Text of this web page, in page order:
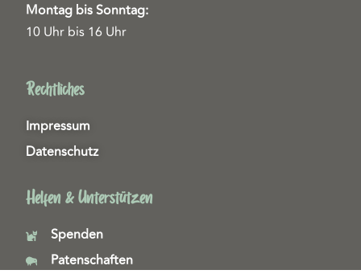
Montag bis Sonntag:
10 Uhr bis 16 Uhr
Rechtliches
Impressum
Datenschutz
Helfen & Unterstützen
Spenden
Patenschaften